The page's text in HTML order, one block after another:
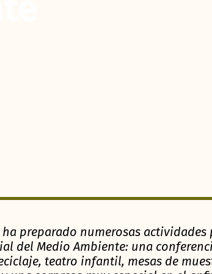
preparado numerosas actividades
del Medio Ambiente: una
teatro infantil, mesas de